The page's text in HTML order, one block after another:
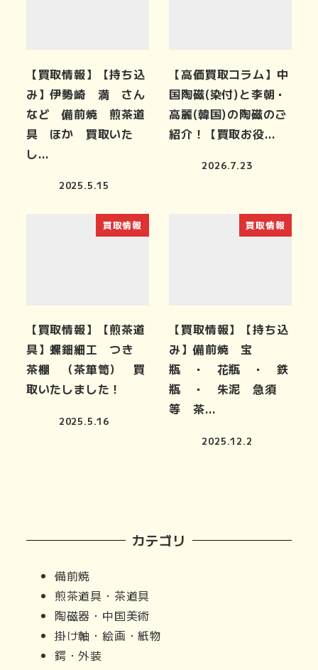
【買取情報】【持ち込
み】伊勢崎 満 さん
など 備前焼 煎茶道
具 ほか 買取いた
し…
2025.5.15
【高価買取コラム】中
国陶磁(染付)と李朝・
高麗(韓国)の陶磁のご
紹介！【買取お役…
2026.7.23
買取情報
【買取情報】【煎茶道
具】螺鈿細工 つき
茶棚 （茶箪笥） 買
取いたしました！
2025.5.16
買取情報
【買取情報】【持ち込
み】備前焼 宝
瓶 ・ 花瓶 ・ 鉄
瓶 ・ 朱泥 急須
等 茶…
2025.12.2
カテゴリ
備前焼
煎茶道具・茶道具
陶磁器・中国美術
掛け軸・絵画・紙物
鍔・外装